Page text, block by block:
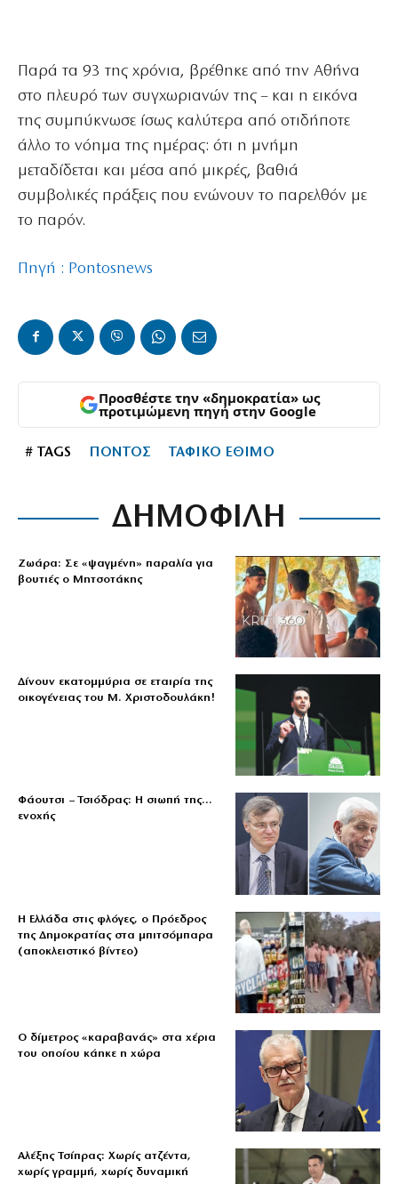
Παρά τα 93 της χρόνια, βρέθηκε από την Αθήνα
στο πλευρό των συγχωριανών της – και η εικόνα
της συμπύκνωσε ίσως καλύτερα από οτιδήποτε
άλλο το νόημα της ημέρας: ότι η μνήμη
μεταδίδεται και μέσα από μικρές, βαθιά
συμβολικές πράξεις που ενώνουν το παρελθόν με
το παρόν.
Πηγή : Pontosnews
Προσθέστε την «δημοκρατία» ως
προτιμώμενη πηγή στην Google
# TAGS ΠΟΝΤΟΣ ΤΑΦΙΚΟ ΕΘΙΜΟ
ΔΗΜΟΦΙΛΗ
Ζωάρα: Σε «ψαγμένη» παραλία για
βουτιές ο Μητσοτάκης
Δίνουν εκατομμύρια σε εταιρία της
οικογένειας του Μ. Χριστοδουλάκη!
Φάουτσι – Τσιόδρας: Η σιωπή της…
ενοχής
Η Ελλάδα στις φλόγες, ο Πρόεδρος
της Δημοκρατίας στα μπιτσόμπαρα
(αποκλειστικό βίντεο)
Ο δίμετρος «καραβανάς» στα χέρια
του οποίου κάηκε η χώρα
Αλέξης Τσίπρας: Χωρίς ατζέντα,
χωρίς γραμμή, χωρίς δυναμική